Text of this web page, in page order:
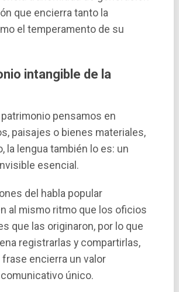
que encierra tanto la
el temperamento de su
intangible de la
pensamos en
paisajes o bienes materiales,
la lengua también lo es: un
esencial.
del habla popular
al mismo ritmo que los oficios
que las originaron, por lo que
registrarlas y compartirlas,
frase encierra un valor
único.